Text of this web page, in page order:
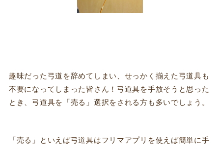
趣味だった弓道を辞めてしまい、せっかく揃えた弓道具も
不要になってしまった皆さん！弓道具を手放そうと思った
とき、弓道具を「売る」選択をされる方も多いでしょう。
「売る」といえば弓道具はフリマアプリを使えば簡単に手